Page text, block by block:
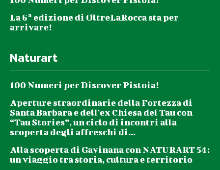
La 6ª edizione di OltreLaRocca sta per
arrivare!
Naturart
100 Numeri per Discover Pistoia!
Aperture straordinarie della Fortezza di
Santa Barbara e dell’ex Chiesa del Tau con
“Tau Stories”, un ciclo di incontri alla
scoperta degli affreschi di...
Alla scoperta di Gavinana con NATURART 54:
un viaggio tra storia, cultura e territorio